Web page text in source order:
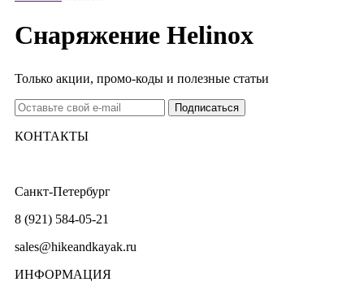
Снаряжение Helinox
Только акции, промо-коды и полезные статьи
КОНТАКТЫ
Санкт-Петербург
8 (921) 584-05-21
sales@hikeandkayak.ru
ИНФОРМАЦИЯ